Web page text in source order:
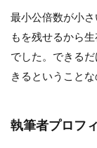
最小公倍数が小
もを残せるから
でした。できる
きるということな
執筆者プロフ